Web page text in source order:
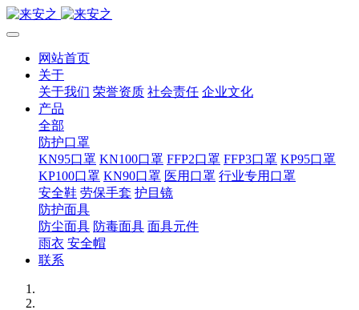
网站首页
关于
关于我们 荣誉资质 社会责任 企业文化
产品
全部
防护口罩
KN95口罩 KN100口罩 FFP2口罩 FFP3口罩 KP95口罩
KP100口罩 KN90口罩 医用口罩 行业专用口罩
安全鞋 劳保手套 护目镜
防护面具
防尘面具 防毒面具 面具元件
雨衣 安全帽
联系